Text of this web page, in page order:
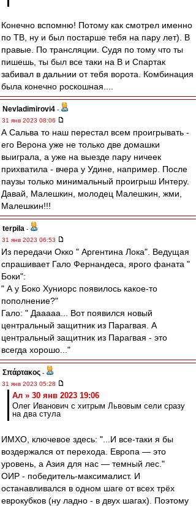
Конечно вспомню! Потому как смотрел именно
по ТВ, ну и был постарше тебя на пару лет). В
правые. По трансляции. Судя по тому что ты
пишешь, ты был все таки на В и Спартак
забивал в дальнии от тебя ворота. Комбинация
была конечно роскошная....
Nevladimirovi4 -
31 янв 2023 08:06
А Сальва то наш перестал всем проигрывать -
его Верона уже не только две домашки
выиграла, а уже на выезде пару ничеек
прихватила - вчера у Удине, например. После
паузы только минимальный проигрыш Интеру.
Давай, Малешкин, молодец Малешкин, жми,
Малешкин!!!
terpila -
31 янв 2023 06:53
Из передачи Окко " Аргентина Лока". Ведущая
спрашивает Гало Фернандеса, ярого фаната "
Боки":
" А у Боко Хуниорс появилось какое-то
пополнение?"
Гало: " Дааааа... Вот появился новый
центральный защитник из Парагвая. А
центральный защитник из Парагвая - это
всегда хорошо..."
Σπάρτακος -
31 янв 2023 05:28
Ал » 30 янв 2023 19:06
Олег Иванович с хитрым Львовым сели сразу
на два стула
ИМХО, ключевое здесь: "...И все-таки я бы
воздержался от перехода. Европа — это
уровень, а Азия для нас — темный лес."
ОИР - победитель-максималист. И
останавливался в одном шаге от всех трёх
еврокубков (ну ладно - в двух шагах). Поэтому